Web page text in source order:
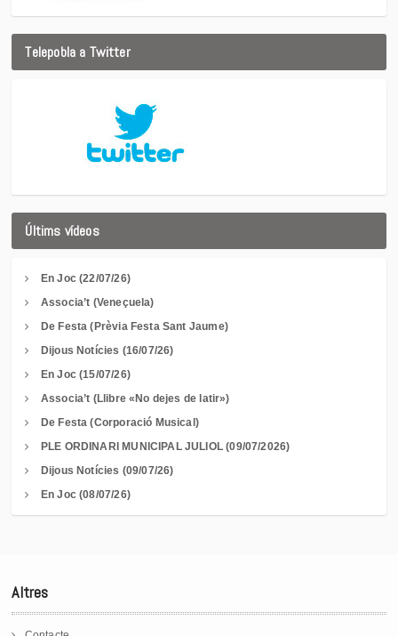
Telepobla a Twitter
Últims vídeos
En Joc (22/07/26)
Associa’t (Veneçuela)
De Festa (Prèvia Festa Sant Jaume)
Dijous Notícies (16/07/26)
En Joc (15/07/26)
Associa’t (Llibre «No dejes de latir»)
De Festa (Corporació Musical)
PLE ORDINARI MUNICIPAL JULIOL (09/07/2026)
Dijous Notícies (09/07/26)
En Joc (08/07/26)
Altres